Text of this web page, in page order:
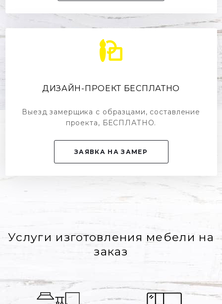
ДИЗАЙН-ПРОЕКТ БЕСПЛАТНО
Выезд замерщика с образцами, составление
проекта, БЕСПЛАТНО.
ЗАЯВКА НА ЗАМЕР
Услуги изготовления мебели на
заказ